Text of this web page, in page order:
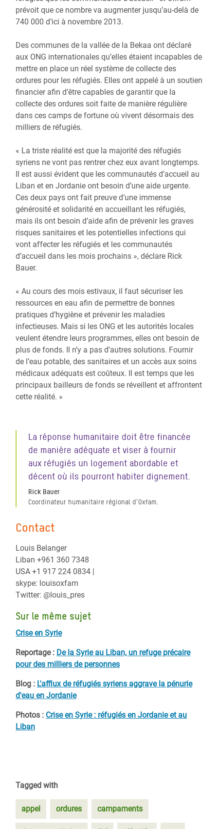
prévoit que ce nombre va augmenter jusqu’au-delà de
740 000 d’ici à novembre 2013.
Des communes de la vallée de la Bekaa ont déclaré
aux ONG internationales qu’elles étaient incapables de
mettre en place un réel système de collecte des
ordures pour les réfugiés. EIles ont appelé à un soutien
financier afin d’être capables de garantir que la
collecte des ordures soit faite de manière régulière
dans ces camps de fortune où vivent désormais des
milliers de réfugiés.
« La triste réalité est que la majorité des réfugiés
syriens ne vont pas rentrer chez eux avant longtemps.
Il est aussi évident que les communautés d’accueil au
Liban et en Jordanie ont besoin d’une aide urgente.
Ces deux pays ont fait preuve d’une immense
générosité et solidarité en accueillant les réfugiés,
mais ils ont besoin d’aide afin de prévenir les graves
risques sanitaires et les potentielles infections qui
vont affecter les réfugiés et les communautés
d’accueil dans les mois prochains », déclare Rick
Bauer.
« Au cours des mois estivaux, il faut sécuriser les
ressources en eau afin de permettre de bonnes
pratiques d’hygiène et prévenir les maladies
infectieuses. Mais si les ONG et les autorités locales
veulent étendre leurs programmes, elles ont besoin de
plus de fonds. Il n’y a pas d’autres solutions. Fournir
de l’eau potable, des sanitaires et un accès aux soins
médicaux adéquats est coûteux. Il est temps que les
principaux bailleurs de fonds se réveillent et affrontent
cette réalité. »
La réponse humanitaire doit être financée
de manière adéquate et viser à fournir
aux réfugiés un logement abordable et
décent où ils pourront habiter dignement.
Rick Bauer
Coordinateur humanitaire régional d’Oxfam.
Contact
Louis Belanger
Liban +961 360 7348
USA +1 917 224 0834 |
skype: louisoxfam
Twitter: @louis_pres
Sur le même sujet
Crise en Syrie
Reportage : De la Syrie au Liban, un refuge précaire
pour des milliers de personnes
Blog : L'afflux de réfugiés syriens aggrave la pénurie
d'eau en Jordanie
Photos : Crise en Syrie : réfugiés en Jordanie et au
Liban
Tagged with
appel ordures campaments